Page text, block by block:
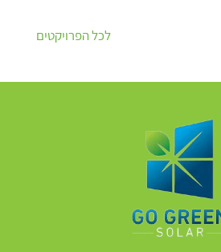
לכל הפרויקטים